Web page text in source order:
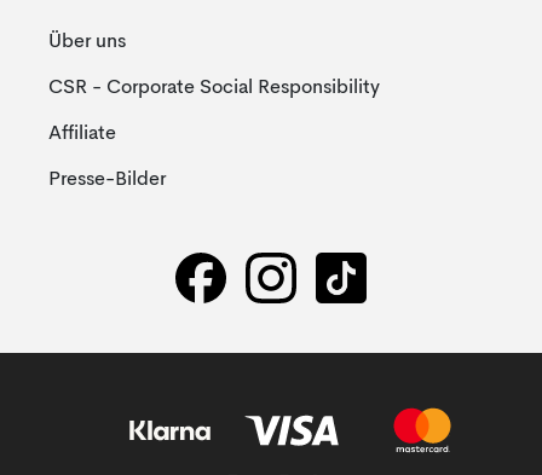
Über uns
CSR - Corporate Social Responsibility
Affiliate
Presse-Bilder